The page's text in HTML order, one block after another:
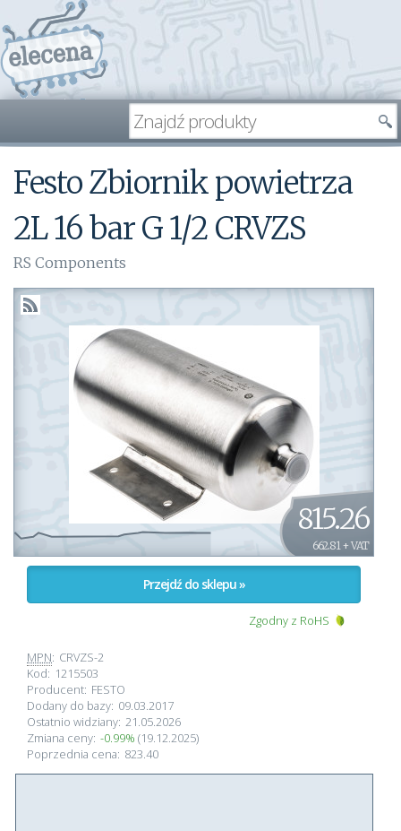
Festo Zbiornik powietrza
2L 16 bar G 1/2 CRVZS
RS Components
815.26
662.81 + VAT
Przejdź do sklepu »
Zgodny z RoHS
MPN: CRVZS-2
Kod: 1215503
Producent: FESTO
Dodany do bazy: 09.03.2017
Ostatnio widziany: 21.05.2026
Zmiana ceny: -0.99% (19.12.2025)
Poprzednia cena: 823.40